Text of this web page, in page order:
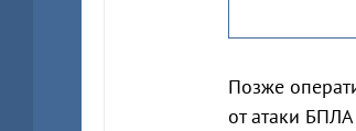
Позже
от атаки